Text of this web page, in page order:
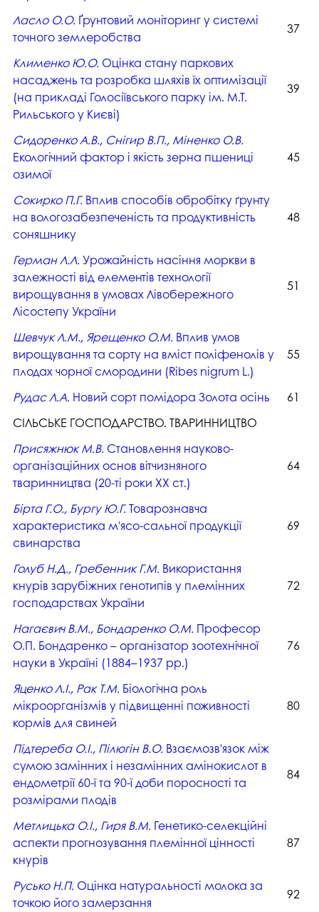
Ласло О.О. Ґрунтовий моніторинг у системі
точного землеробства
37
Клименко Ю.О. Оцінка стану паркових
насаджень та розробка шляхів їх оптимізації
(на прикладі Голосіївського парку ім. М.Т.
Рильського у Києві)
39
Сидоренко А.В., Снігир В.П., Міненко О.В.
Екологічний фактор і якість зерна пшениці
озимої
45
Сокирко П.Г. Вплив способів обробітку ґрунту
на вологозабезпеченість та продуктивність
соняшнику
48
Герман Л.Л. Урожайність насіння моркви в
залежності від елементів технології
вирощування в умовах Лівобережного
Лісостепу України
51
Шевчук Л.М., Ярещенко О.М. Вплив умов
вирощування та сорту на вміст поліфенолів у
плодах чорної смородини (Ribes nigrum L.)
55
Рудас Л.А. Новий сорт помідора Золота осінь
61
СІЛЬСЬКЕ ГОСПОДАРСТВО. ТВАРИННИЦТВО
Присяжнюк М.В. Становлення науково-
організаційних основ вітчизняного
тваринництва (20-ті роки XX ст.)
64
Бірта Г.О., Бургу Ю.Г.Товарознавча
характеристика м'ясо-сальної продукції
свинарства
69
Голуб Н.Д., Гребенник Г.М. Використання
кнурів зарубіжних генотипів у племінних
господарствах України
72
Нагаєвич В.М., Бондаренко О.М. Професор
О.П. Бондаренко – організатор зоотехнічної
науки в Україні (1884–1937 рр.)
76
Яценко Л.І., Рак Т.М. Біологічна роль
мікроорганізмів у підвищенні поживності
кормів для свиней
80
Підтереба О.І., Пілюгін В.О. Взаємозв'язок між
сумою замінних і незамінних амінокислот в
ендометрії 60-ї та 90-ї доби поросності та
розмірами плодів
84
Метлицька О.І., Гиря В.М. Генетико-селекційні
аспекти прогнозування племінної цінності
кнурів
87
Русько Н.П. Оцінка натуральності молока за
точкою його замерзання
92